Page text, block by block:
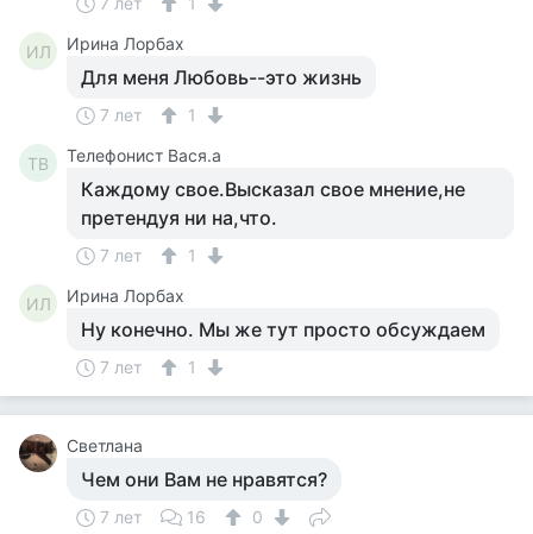
ИЛ Ирина Лорбах
Для меня Любовь--это жизнь
7 лет 1
ТВ Телефонист Вася.а
Каждому свое.Высказал свое мнение,не
претендуя ни на,что.
7 лет 1
ИЛ Ирина Лорбах
Ну конечно. Мы же тут просто обсуждаем
7 лет 1
Светлана
Чем они Вам не нравятся?
7 лет 16 0